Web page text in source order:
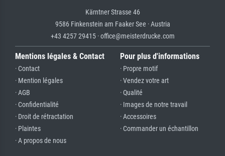
Kärntner Strasse 46
9586 Finkenstein am Faaker See · Austria
+43 4257 29415 · office@meisterdrucke.com
Mentions légales & Contact
· Contact
· Mention légales
· AGB
· Confidentialité
· Droit de rétractation
· Plaintes
· A propos de nous
Pour plus d'informations
· Propre motif
· Vendez votre art
· Qualité
· Images de notre travail
· Accessoires
· Commander un échantillon